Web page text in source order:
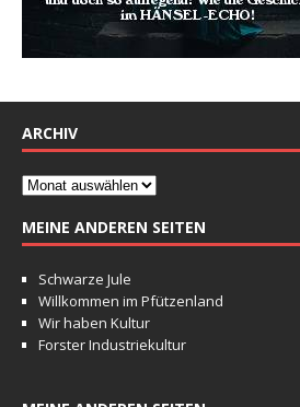
ARCHIV
MEINE ANDEREN SEITEN
Schwarze Jule
Willkommen im Pfützenland
Wir haben Kultur
Forster Industriekultur